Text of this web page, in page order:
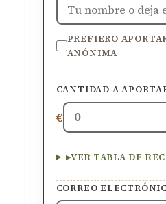
PREFIERO
ANÓNIMA
CANTIDAD A
€
▸VER TABLA DE
CORREO